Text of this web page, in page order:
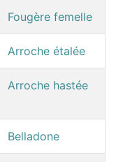
Fougère femelle
Arroche étalée
Arroche hastée
Belladone